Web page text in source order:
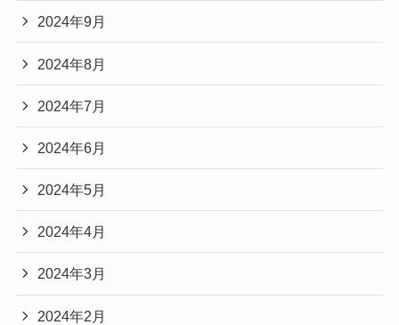
2024年9月
2024年8月
2024年7月
2024年6月
2024年5月
2024年4月
2024年3月
2024年2月